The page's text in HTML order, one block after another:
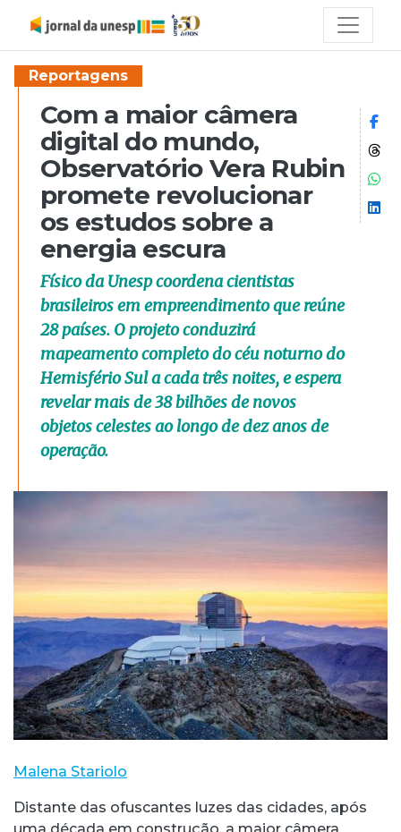
Reportagens
Com a maior câmera
digital do mundo,
Observatório Vera Rubin
promete revolucionar
os estudos sobre a
energia escura
Físico da Unesp coordena cientistas
brasileiros em empreendimento que reúne
28 países. O projeto conduzirá
mapeamento completo do céu noturno do
Hemisfério Sul a cada três noites, e espera
revelar mais de 38 bilhões de novos
objetos celestes ao longo de dez anos de
operação.
Malena Stariolo
Distante das ofuscantes luzes das cidades, após